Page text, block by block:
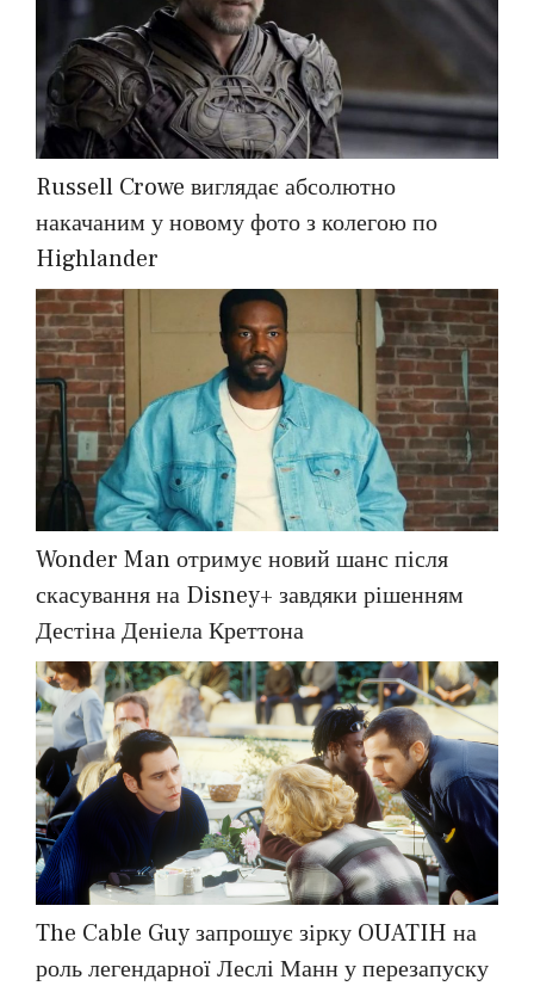
Russell Crowe виглядає абсолютно
накачаним у новому фото з колегою по
Highlander
Wonder Man отримує новий шанс після
скасування на Disney+ завдяки рішенням
Дестіна Деніела Креттона
The Cable Guy запрошує зірку OUATIH на
роль легендарної Леслі Манн у перезапуску